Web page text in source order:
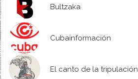
Bultzaka
Cubainformación
El canto de la tripulación